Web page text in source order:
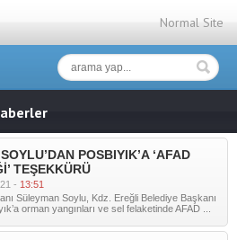
Normal Site
POSBIYIK’A ‘AFAD
TEŞEKKÜRÜ
- 13:51
Süleyman Soylu, Kdz. Ereğli Belediye Başkanı
orman yangınları ve sel felaketinde AFAD ...